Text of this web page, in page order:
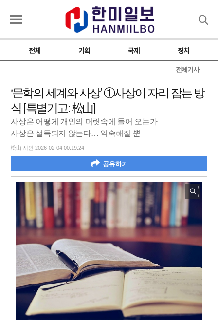
전체 기획 국제 정치
전체기사
‘문학의 세계와 사상’ ①사상이 자리 잡는 방
식 [특별기고: 松山]
사상은 어떻게 개인의 머릿속에 들어 오는가
사상은 설득되지 않는다… 익숙해질 뿐
松山 시인 2026-02-04 00:19:24
공유하기